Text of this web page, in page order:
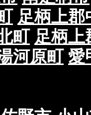
足柄上郡
町 足柄上
河原町 愛